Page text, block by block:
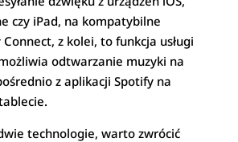
czy iPad, na kompatybilne
Connect, z kolei, to funkcja usługi
odtwarzanie muzyki na
z aplikacji Spotify na
technologie, warto zwrócić